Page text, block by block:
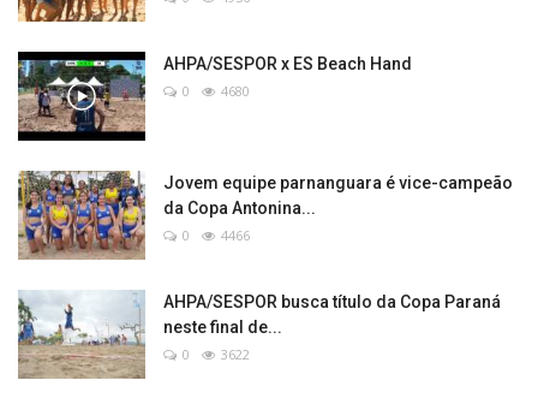
AHPA/SESPOR x ES Beach Hand
0 4680
Jovem equipe parnanguara é vice-campeão
da Copa Antonina...
0 4466
AHPA/SESPOR busca título da Copa Paraná
neste final de...
0 3622